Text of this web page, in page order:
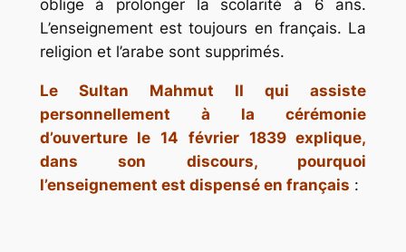
oblige à prolonger la scolarité à 6 ans.
L’enseignement est toujours en français. La
religion et l’arabe sont supprimés.
Le Sultan Mahmut II qui assiste
personnellement à la cérémonie
d’ouverture le 14 février 1839 explique,
dans son discours, pourquoi
l’enseignement est dispensé en français :